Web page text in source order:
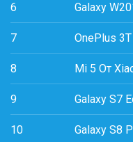
6 Galaxy
7 OnePlus 3T
8 Mi 5 От
9 Galaxy S7
10 Galaxy S8